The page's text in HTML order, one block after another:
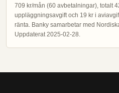
709 kr/mån (60 avbetalningar), totalt
uppläggningsavgift och 19 kr i
ränta. Banky samarbetar med
Uppdaterat 2025-02-28.